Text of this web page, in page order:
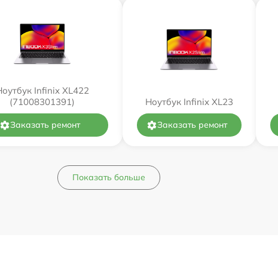
Infinix XL422
(71008301391)
Заказать ремонт
Ноутбук Infinix XL23
Заказать ремонт
Показать больше